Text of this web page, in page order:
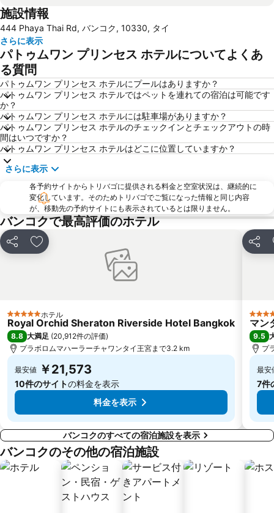
Khao San Road
BTS Ekkamai
MRT Si Lom
BTS On Nut
BTS Phaya Thai
BTS Saphan Taksin
Siam Paragon
チャトゥチャック ウィーケンド マーケット
Bangkok Hua Lamphong Main Station
The Platinum Fashion
セントラル ワールド プラザ
Lumphini-Park
Chao Phraya River and Bangkok Waterways Cruise including Wat Arun
BTS Phloen Chit
MRT Rama 9
BTS Mo Chit
ワット・アルン(暁の寺)
Rajamangala National Stadium
BTS Bang Na
Siam Center
Baiyoke Tower II
BTS Ratchathewi
MBK Center
MRT Chatuchak Park
MRT Queen Sirikit National Convention Centre
Bangkok Port
MRT Huai Khwang
Safari World
施設情報
444 Phaya Thai Rd, バンコク, 10330, タイ
さらに表示
パトゥムワン プリンセス ホテルについてよくあ
る質問
パトゥムワン プリンセス ホテルにプールはありますか？
パトゥムワン プリンセス ホテルではペットを連れての宿泊は可能です
か？
パトゥムワン プリンセス ホテルには駐車場がありますか？
パトゥムワン プリンセス ホテルのチェックインとチェックアウトの時
間はいつですか？
パトゥムワン プリンセス ホテルはどこに位置していますか？
さらに表示
各予約サイトからトリバゴに提供される料金と空室状況は、継続的に
変化しています。そのためトリバゴでご覧になった情報と同じ内容
が、移動先の予約サイトにも表示されているとは限りません。
バンコクで最高評価のホテル
シェア お気に入りに追加
5 ホテルのランク
ホテル
Royal Orchid Sheraton Riverside Hotel Bangkok
8.8 大満足 (20,912件の評価)
プラボロムマハーラーチャワンタイ王宮まで3.2 km
最安値 ￥21,573
10件のサイトの料金を表示
料金を表示
シェア
5 ホ
マン
9.5
プ
最安
7件
バンコクのすべての宿泊施設を表示
バンコクのその他の宿泊施設